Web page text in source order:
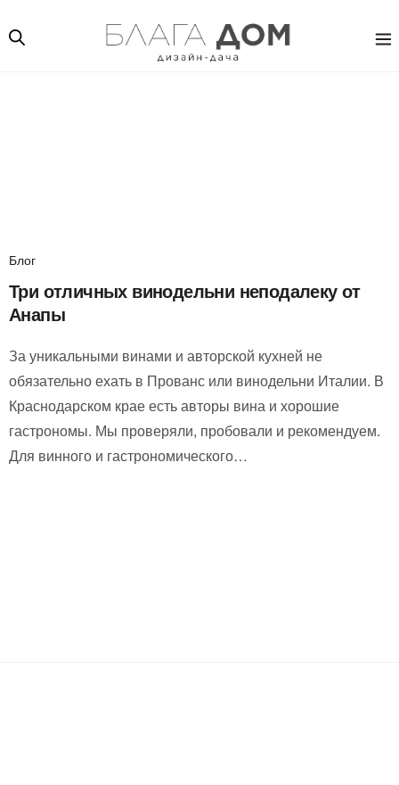
Блог
Три отличных винодельни неподалеку от
Анапы
За уникальными винами и авторской кухней не
обязательно ехать в Прованс или винодельни Италии. В
Краснодарском крае есть авторы вина и хорошие
гастрономы. Мы проверяли, пробовали и рекомендуем.
Для винного и гастрономического…